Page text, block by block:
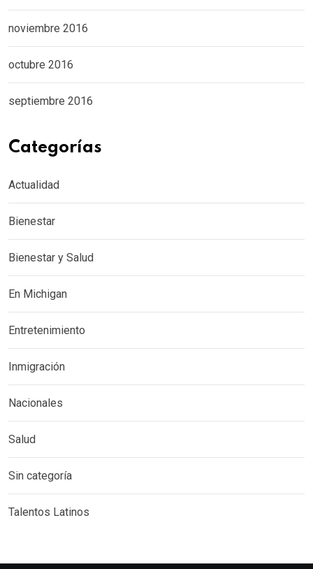
noviembre 2016
octubre 2016
septiembre 2016
Categorías
Actualidad
Bienestar
Bienestar y Salud
En Michigan
Entretenimiento
Inmigración
Nacionales
Salud
Sin categoría
Talentos Latinos